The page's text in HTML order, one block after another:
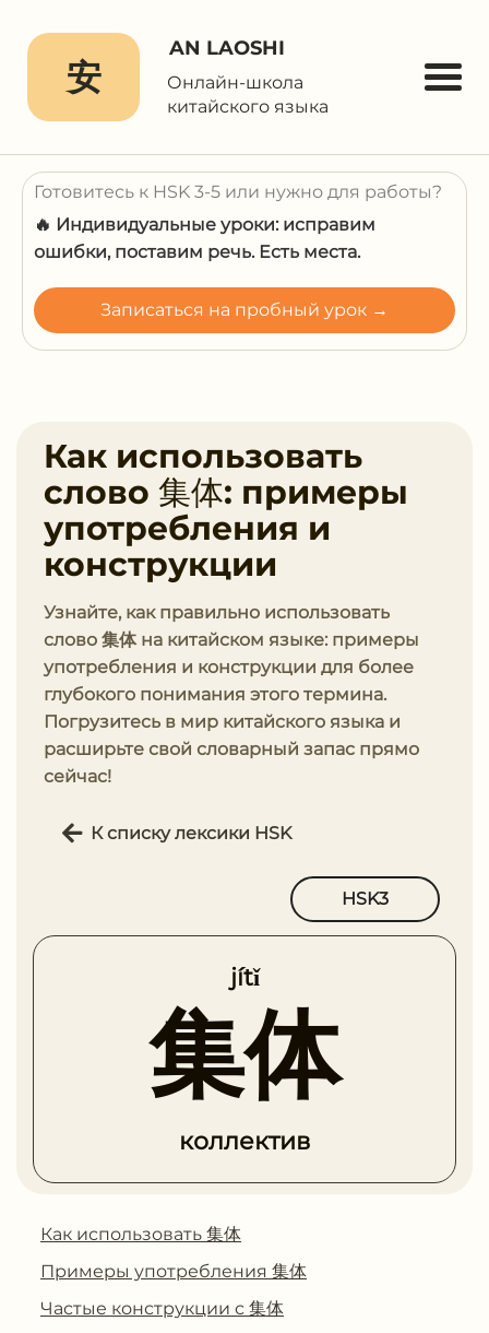
安
AN LAOSHI
Онлайн-школа
китайского языка
Готовитесь к HSK 3-5 или нужно для работы?
🔥 Индивидуальные уроки: исправим
ошибки, поставим речь. Есть места.
Записаться на пробный урок →
Как использовать
слово 集体: примеры
употребления и
конструкции
Узнайте, как правильно использовать
слово 集体 на китайском языке: примеры
употребления и конструкции для более
глубокого понимания этого термина.
Погрузитесь в мир китайского языка и
расширьте свой словарный запас прямо
сейчас!
К списку лексики HSK
HSK3
jítǐ
集体
коллектив
Как использовать 集体
Примеры употребления 集体
Частые конструкции с 集体